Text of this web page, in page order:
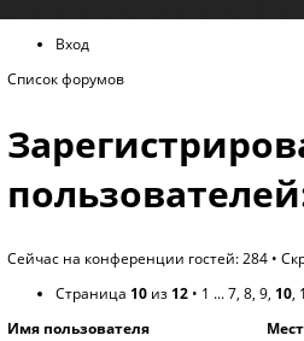
Вход
Список форумов
Сейчас на конференции гостей: 284 •
Страница 10 из 12 • 1 ...7, 8, 9, 10,
Имя пользователя